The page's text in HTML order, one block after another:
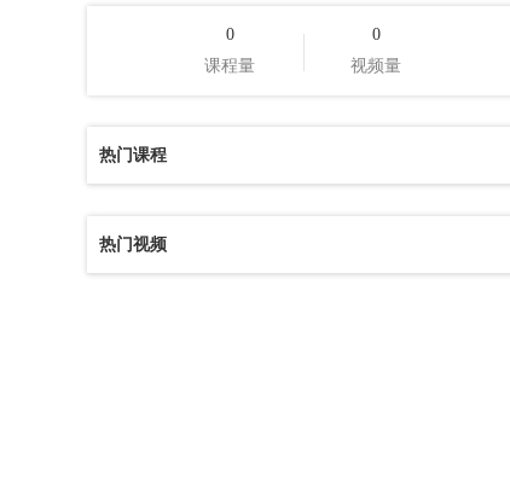
0
课程量
0
视频量
热门课程
热门视频